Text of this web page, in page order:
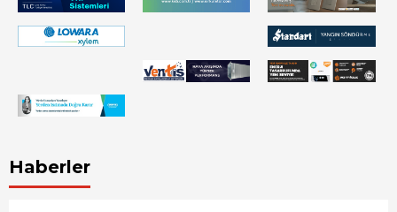
Haberler